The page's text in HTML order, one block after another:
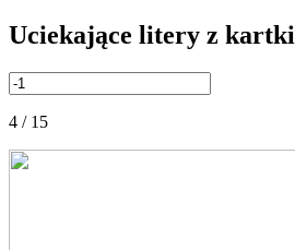
Uciekające litery z kartki
4 / 15